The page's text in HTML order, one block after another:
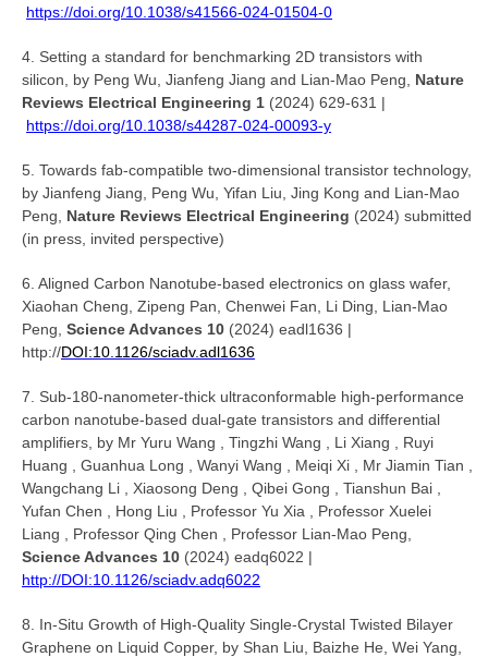
https://doi.org/10.1038/s41566-024-01504-0
4. Setting a standard for benchmarking 2D transistors with
silicon, by Peng Wu, Jianfeng Jiang and Lian-Mao Peng, Nature
Reviews Electrical Engineering 1 (2024) 629-631 |
https://doi.org/10.1038/s44287-024-00093-y
5. Towards fab-compatible two-dimensional transistor technology,
by Jianfeng Jiang, Peng Wu, Yifan Liu, Jing Kong and Lian-Mao
Peng, Nature Reviews Electrical Engineering (2024) submitted
(in press, invited perspective)
6. Aligned Carbon Nanotube-based electronics on glass wafer,
Xiaohan Cheng, Zipeng Pan, Chenwei Fan, Li Ding, Lian-Mao
Peng, Science Advances 10 (2024) eadl1636 |
http://DOI:10.1126/sciadv.adl1636
7. Sub-180-nanometer-thick ultraconformable high-performance
carbon nanotube-based dual-gate transistors and differential
amplifiers, by Mr Yuru Wang , Tingzhi Wang , Li Xiang , Ruyi
Huang , Guanhua Long , Wanyi Wang , Meiqi Xi , Mr Jiamin Tian ,
Wangchang Li , Xiaosong Deng , Qibei Gong , Tianshun Bai ,
Yufan Chen , Hong Liu , Professor Yu Xia , Professor Xuelei
Liang , Professor Qing Chen , Professor Lian-Mao Peng,
Science Advances 10 (2024) eadq6022 |
http://DOI:10.1126/sciadv.adq6022
8. In-Situ Growth of High-Quality Single-Crystal Twisted Bilayer
Graphene on Liquid Copper, by Shan Liu, Baizhe He, Wei Yang,